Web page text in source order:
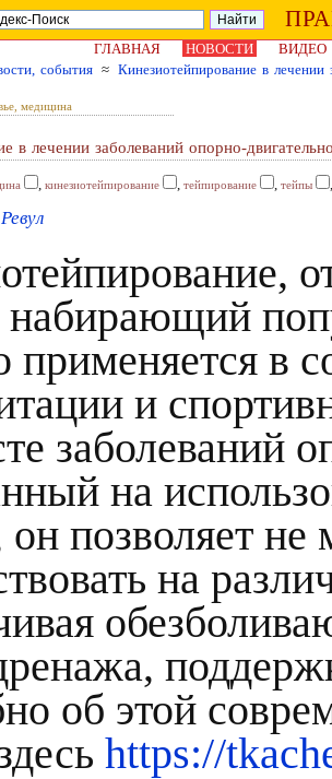
ГЛАВНАЯ НОВОСТИ
ВИДЕО
события ≈ Кинезиотейпирование в лечении
медицина
в лечении заболеваний опорно-
, кинезиотейпирование , тейпирование , тейпы
применяется в
и
заболеваний
на
он позволяет не
на
об этой
https://